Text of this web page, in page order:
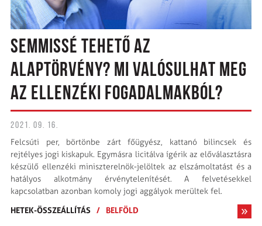
SEMMISSÉ TEHETŐ AZ
ALAPTÖRVÉNY? MI VALÓSULHAT MEG
AZ ELLENZÉKI FOGADALMAKBÓL?
2021. 09. 16.
Felcsúti per, börtönbe zárt főügyész, kattanó bilincsek és
rejtélyes jogi kiskapuk. Egymásra licitálva ígérik az előválasztásra
készülő ellenzéki miniszterelnök-jelöltek az elszámoltatást és a
hatályos alkotmány érvénytelenítését. A felvetésekkel
kapcsolatban azonban komoly jogi aggályok merültek fel.
HETEK-ÖSSZEÁLLÍTÁS / BELFÖLD